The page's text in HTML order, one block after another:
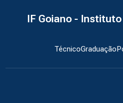
IF Goiano -
TécnicoGraduação